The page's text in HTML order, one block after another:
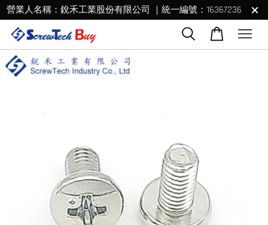
營業人名稱：銳禾工業股份有限公司 ｜統一編號：16367236